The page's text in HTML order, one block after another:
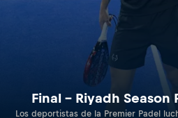
Final – Riyadh Season
Los deportistas de la Premier Padel